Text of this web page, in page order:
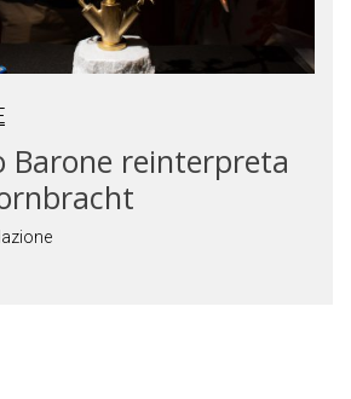
Barone reinterpreta